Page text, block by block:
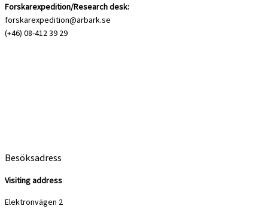
Forskarexpedition/Research desk:
forskarexpedition@arbark.se
(+46) 08-412 39 29
Besöksadress
Visiting address
Elektronvägen 2